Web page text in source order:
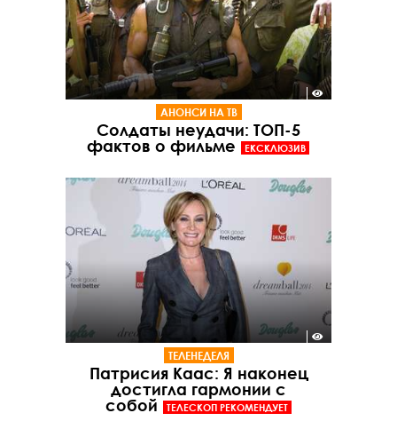
АНОНСИ НА ТВ
Солдаты неудачи: ТОП-5
фактов о фильме
ЕКСКЛЮЗИВ
ТЕЛЕНЕДЕЛЯ
Патрисия Каас: Я наконец
достигла гармонии с
собой
ТЕЛЕСКОП РЕКОМЕНДУЕТ